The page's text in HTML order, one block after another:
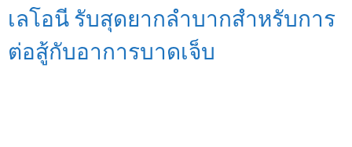
เลโอนี รับสุดยากลำบากสำหรับการ
ต่อสู้กับอาการบาดเจ็บ